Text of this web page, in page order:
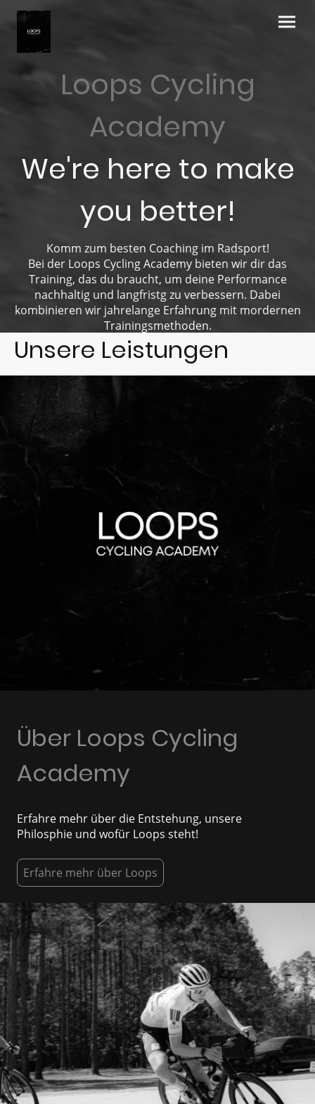
Loops Cycling
Academy
We're here to make
you better!
Komm zum besten Coaching im Radsport!
Bei der Loops Cycling Academy bieten wir dir das
Training, das du braucht, um deine Performance
nachhaltig und langfristg zu verbessern. Dabei
kombinieren wir jahrelange Erfahrung mit mordernen
Trainingsmethoden.
Unsere Leistungen
Über Loops Cycling
Academy
Erfahre mehr über die Entstehung, unsere
Philosphie und wofür Loops steht!
Erfahre mehr über Loops